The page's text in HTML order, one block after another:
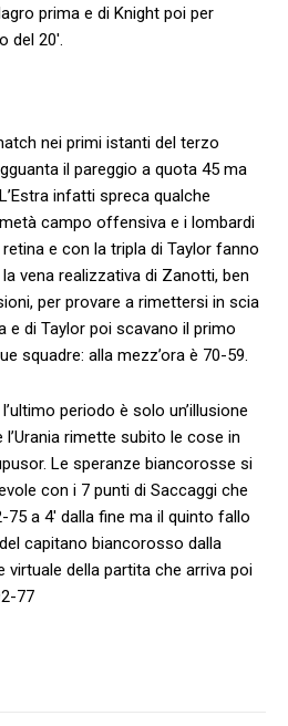
prima e di Knight poi per
del 20′.
nei primi istanti del terzo
il pareggio a quota 45 ma
infatti spreca qualche
campo offensiva e i lombardi
e con la tripla di Taylor fanno
vena realizzativa di Zanotti, ben
per provare a rimettersi in scia
e di Taylor poi scavano il primo
squadre: alla mezz’ora è 70-59.
periodo è solo un’illusione
rimette subito le cose in
Le speranze biancorosse si
con i 7 punti di Saccaggi che
a 4′ dalla fine ma il quinto fallo
capitano biancorosso dalla
virtuale della partita che arriva poi
77